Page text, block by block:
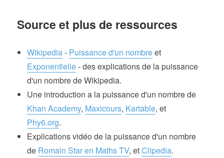
Source et plus de ressources
Wikipedia- Puissance d'un nombreet
Exponentielle- des explications de la puissance
d'un nombre de Wikipedia.
Une introduction a la puissance d'un nombre de
Khan Academy, Maxicours, Kartable, et
Phy6.org.
Explications vidéo de la puissance d'un nombre
de Romain Star en Maths TV, etClipedia.